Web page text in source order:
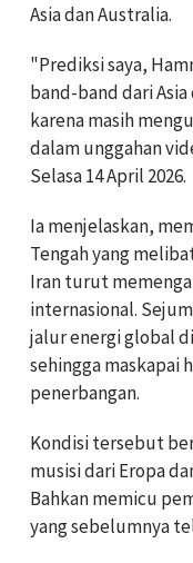
Asia dan Australia.
"Prediksi saya,
band-band dari
karena masih
dalam unggahan
Selasa 14 April 2026.
Ia menjelaskan,
Tengah yang
Iran turut
internasional.
jalur energi global
sehingga maskapai
penerbangan.
Kondisi tersebut
musisi dari Eropa
Bahkan memicu
yang sebelumnya